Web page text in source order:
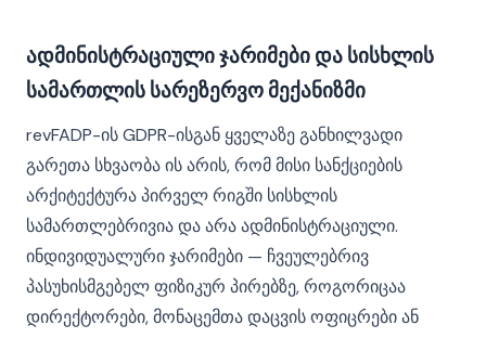
ადმინისტრაციული ჯარიმები და სისხლის
სამართლის სარეზერვო მექანიზმი
revFADP-ის GDPR-ისგან ყველაზე განხილვადი
გარეთა სხვაობა ის არის, რომ მისი სანქციების
არქიტექტურა პირველ რიგში სისხლის
სამართლებრივია და არა ადმინისტრაციული.
ინდივიდუალური ჯარიმები — ჩვეულებრივ
პასუხისმგებელ ფიზიკურ პირებზე, როგორიცაა
დირექტორები, მონაცემთა დაცვის ოფიცრები ან